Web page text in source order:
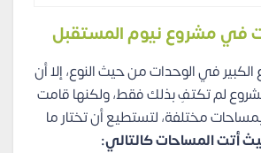
في مشروع نيوم المستقبل
في الوحدات من حيث النوع، إلا أن
لم تكتفِ بذلك فقط، ولكنها قامت
مختلفة، لتستطيع أن تختار ما
أتت المساحات كالتالي: